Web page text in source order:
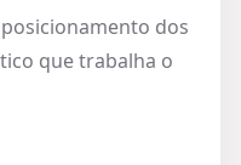
dos
que trabalha o